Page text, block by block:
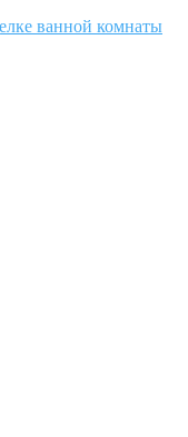
ванной комнаты